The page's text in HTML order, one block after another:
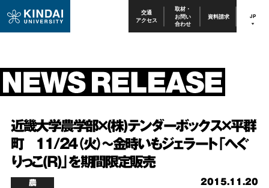
交通
アクセス
取材・
お問い
合わせ
資料請求 JP
近畿大学農学部×(株)テンダーボックス×平群
町 11/24（火）～金時いもジェラート「へぐ
りっこ(R)」を期間限定販売
2015.11.20
農